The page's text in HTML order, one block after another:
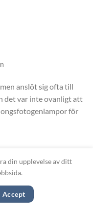
anslöt sig ofta till
det var inte ovanligt att
för
var
taklampan rummets
din upplevelse av ditt
Accept